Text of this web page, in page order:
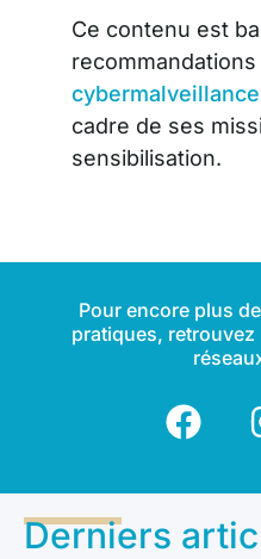
Ce contenu est
cadre de ses
sensibilisation.
Pour encore plus
pratiques, retrouvez
Derniers